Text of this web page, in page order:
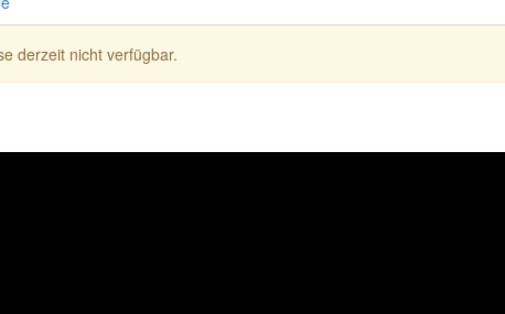
derzeit nicht verfügbar.